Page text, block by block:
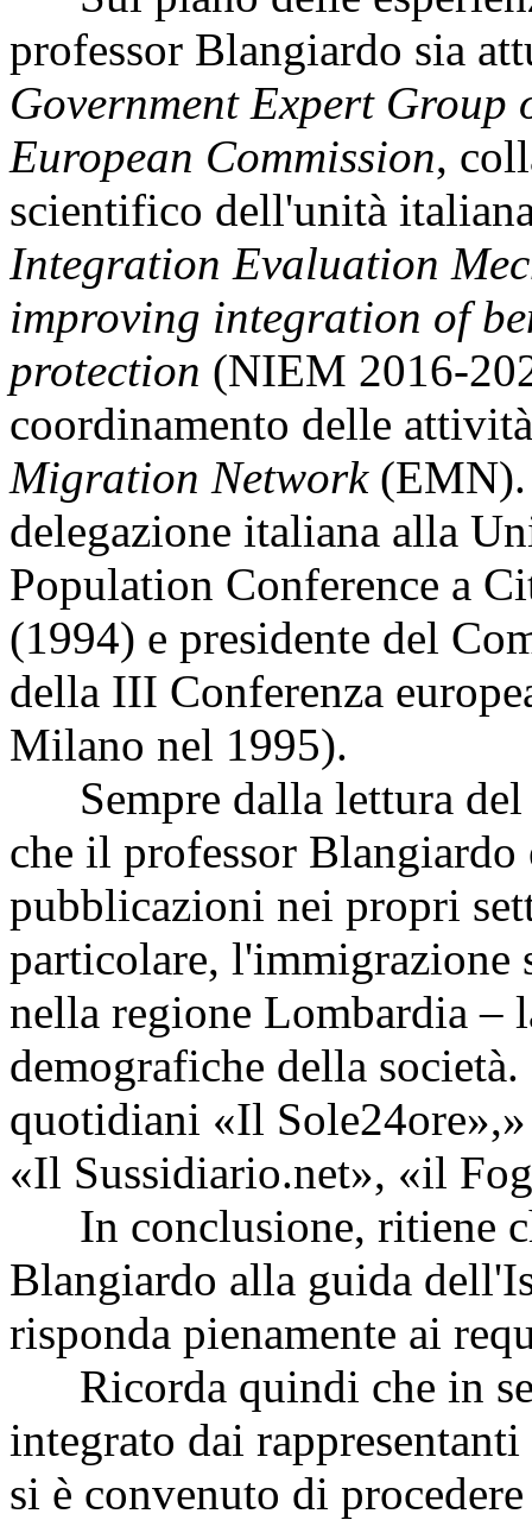
professor Blangiardo sia
Government Expert Group
European Commission,
scientifico dell'unità
Integration Evaluation
improving integration of
protection (NIEM 2016-
coordinamento delle
Migration Network(EMN).
delegazione italiana alla
Population Conference a
(1994) e presidente del
della III Conferenza
Milano nel 1995).
Sempre dalla lettura
che il professor Blangiardo
pubblicazioni nei propri
particolare, l'immigrazione
nella regione Lombardia –
demografiche della
quotidiani «Il
«Il Sussidiario.net», «il
In conclusione, ritiene
Blangiardo alla guida
risponda pienamente ai
Ricorda quindi che in
integrato dai
si è convenuto di